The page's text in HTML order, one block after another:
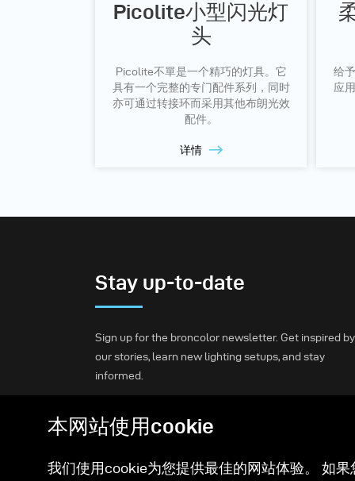
Picolite小型闪光灯
头
Picolite不單是一个精巧的灯具。它
具有一个完整的专门配件系列，同时
亦可通过转接环而采用其他布朗光效
配件。
详情
给
应
Stay up-to-date
Sign up for the broncolor newsletter. Get inspired by
our stories, learn new lighting setups, and stay
informed.
Subscribe
本网站使用cookie
我们使用cookie为您提供最佳的网站体验。 如